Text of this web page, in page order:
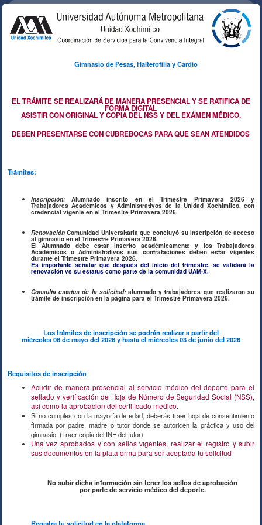
Acción que desea realizar:
Consulta estatus solicitud
cerradas.
Para dudas del servicio del gimnasio y/o
Actividades Deportivas Tel. 5483-7317 ó
5483-7000 ext. 3749
LA REVISIÓN DE LAS
Gimnasio de Pesas, Halterofilia y Cardio
EL TRÁMITE SE REALIZARÁ DE MANERA PRESENCIAL Y SE RATIFICA DE
FORMA DIGITAL
ASISTIR CON ORIGINAL Y COPIA DEL NSS Y DEL EXÁMEN MÉDICO.
DEBEN PRESENTARSE CON CUBREBOCAS PARA QUE SEAN ATENDIDOS
Trámites:
Inscripción:Alumnado inscrito en el Trimestre Primavera 2026 y
Trabajadores Académicos y Administrativos de la Unidad Xochimilco, con
credencial vigente en el Trimestre Primavera 2026.
Renovación Comunidad Universitaria que concluyó su inscripción de acceso
al gimnasio en el Trimestre Primavera 2026.
El Alumnado debe estar inscrito académicamente y los Trabajadores
Académicos o Administrativos sus contrataciones deben estar vigentes
durante el Trimestre Primavera 2026.
Es importante señalar que después del inicio del trimestre, se validará la
renovación vs su estatus como parte de la comunidad UAM-X.
Consulta estatus de la solicitud:alumnado y trabajadores que realizaron su
trámite de inscripción en la página para el Trimestre Primavera 2026.
Los trámites de inscripción se podrán realizar a partir del
miércoles 06 de mayo del 2026 y hasta el miércoles 03 de junio del 2026
Requisitos de inscripción
Acudir de manera presencial al servicio médico del deporte para el
sellado y verificación de Hoja de Número de Seguridad Social (NSS),
así como la aprobación del certificado médico.
Si no cumples con la mayoría de edad, deberás traer hoja de consentimiento
firmada por padre, madre o tutor donde se autoricen la práctica y uso del
gimnasio. (Traer copia del INE del tutor)
Una vez aprobados y con sellos vigentes, realizar el registro y subir
sus documentos en la plataforma para ser aceptada tu solicitud
No subir dicha información sin tener los sellos de aprobación
por parte de servicio médico del deporte.